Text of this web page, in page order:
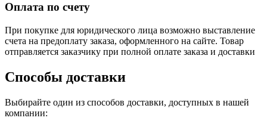
Оплата по счету
При покупке для юридического лица возможно выставление
счета на предоплату заказа, оформленного на сайте. Товар
отправляется заказчику при полной оплате заказа и доставки
Способы доставки
Выбирайте один из способов доставки, доступных в нашей
компании: